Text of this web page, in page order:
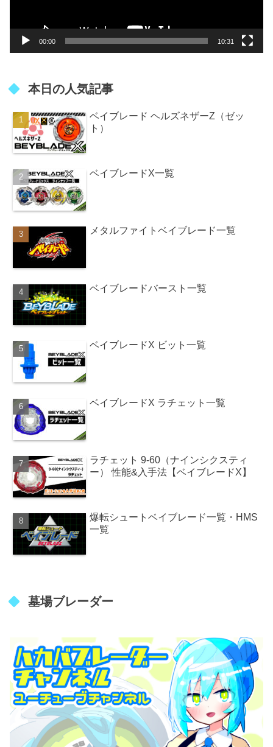
00:00 10:31
本日の人気記事
ベイブレード ヘルズネザーZ（ゼッ
ト）
ベイブレードX一覧
メタルファイトベイブレード一覧
ベイブレードバースト一覧
ベイブレードX ビット一覧
ベイブレードX ラチェット一覧
ラチェット 9-60（ナインシクスティ
ー） 性能&入手法【ベイブレードX】
爆転シュートベイブレード一覧・HMS
一覧
墓場ブレーダー